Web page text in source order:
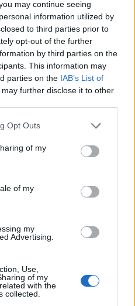
may continue seeing
information utilized by
to third parties prior to
opt-out of the further
by third parties on the
This information may
parties on the IAB’s List of
may further disclose it to other
Opt Outs
of my
of my
my
Advertising.
Use,
of my
with the
collected.
i gore. Prije dvije godine
i bukvalno sam ostala na
koje jedna žena može
ono što me više boli i plaši
da preživim. Nekada uđem
imaju ljubav svojih,
tu ljubav i sreću imati i
više nisam čula od kako
mi je neizmjerno žao što
ko zna možda ona ima